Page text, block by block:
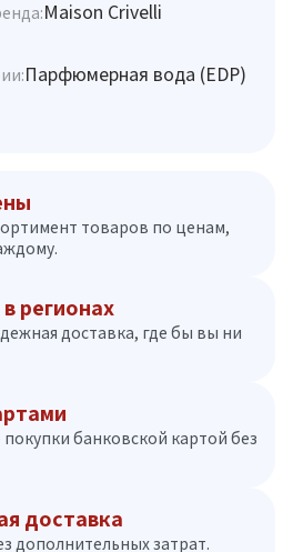
Maison Crivelli
Парфюмерная вода (EDP)
товаров по ценам,
регионах
доставка, где бы вы ни
банковской картой без
доставка
дополнительных затрат.